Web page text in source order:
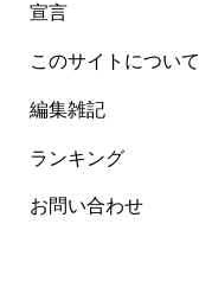
宣言
このサイトについて
編集雑記
ランキング
お問い合わせ